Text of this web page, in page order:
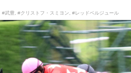
#武豊 #クリストフ・スミヨン #レッドベルジュール